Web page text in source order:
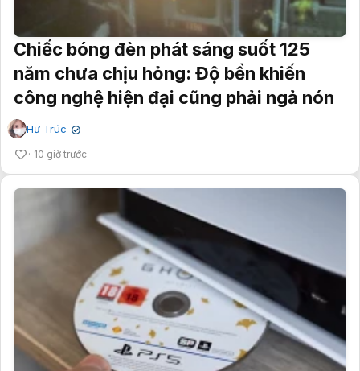
Chiếc bóng đèn phát sáng suốt 125
năm chưa chịu hỏng: Độ bền khiến
công nghệ hiện đại cũng phải ngả nón
Hư Trúc ✔
10 giờ trước